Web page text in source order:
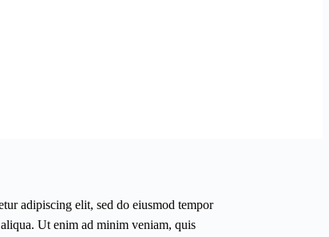
adipiscing elit, sed do eiusmod tempor
Ut enim ad minim veniam, quis